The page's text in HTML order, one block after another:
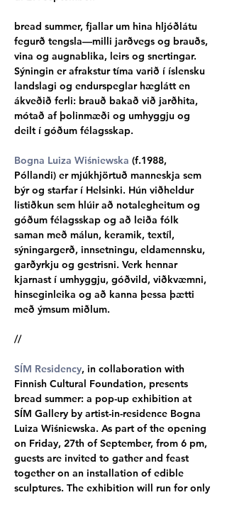
bread summer, fjallar um hina hljóðlátu
fegurð tengsla—milli jarðvegs og brauðs,
vina og augnablika, leirs og snertingar.
Sýningin er afrakstur tíma varið í íslensku
landslagi og endurspeglar hæglátt en
ákveðið ferli: brauð bakað við jarðhita,
mótað af þolinmæði og umhyggju og
deilt í góðum félagsskap.
Bogna Luiza Wiśniewska (f.1988,
Póllandi) er mjúkhjörtuð manneskja sem
býr og starfar í Helsinki. Hún viðheldur
listiðkun sem hlúir að notalegheitum og
góðum félagsskap og að leiða fólk
saman með málun, keramik, textíl,
sýningargerð, innsetningu, eldamennsku,
garðyrkju og gestrisni. Verk hennar
kjarnast í umhyggju, góðvild, viðkvæmni,
hinseginleika og að kanna þessa þætti
með ýmsum miðlum.
//
SÍM Residency, in collaboration with
Finnish Cultural Foundation, presents
bread summer: a pop-up exhibition at
SÍM Gallery by artist-in-residence Bogna
Luiza Wiśniewska. As part of the opening
on Friday, 27th of September, from 6 pm,
guests are invited to gather and feast
together on an installation of edible
sculptures. The exhibition will run for only